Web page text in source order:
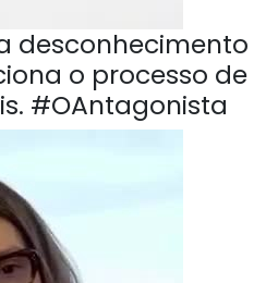
desconhecimento
o processo de
#OAntagonista